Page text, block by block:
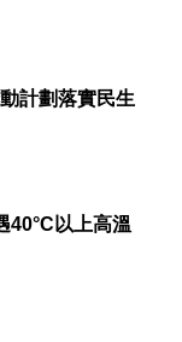
計劃落實民生
40°C以上高溫